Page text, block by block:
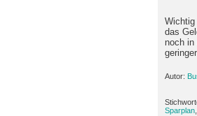
das
noch in
Autor:
Sparplan,